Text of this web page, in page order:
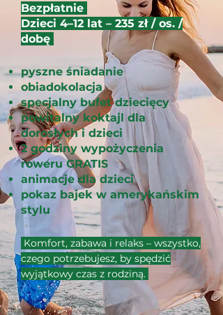
Bezpłatnie
Dzieci 4–12 lat – 235 zł / os. /
dobę
pyszne śniadanie
obiadokolacja
specjalny bufet dziecięcy
powitalny koktajl dla
dorosłych i dzieci
2 godziny wypożyczenia
roweru GRATIS
animacje dla dzieci
pokaz bajek w amerykańskim
stylu
Komfort, zabawa i relaks – wszystko,
czego potrzebujesz, by spędzić
wyjątkowy czas z rodziną.